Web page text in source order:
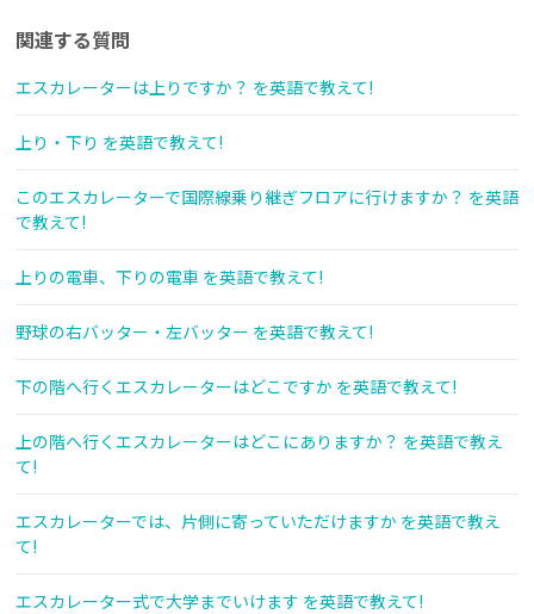
関連する質問
エスカレーターは上りですか？ を英語で教えて!
上り・下り を英語で教えて!
このエスカレーターで国際線乗り継ぎフロアに行けますか？ を英語
で教えて!
上りの電車、下りの電車 を英語で教えて!
野球の右バッター・左バッター を英語で教えて!
下の階へ行くエスカレーターはどこですか を英語で教えて!
上の階へ行くエスカレーターはどこにありますか？ を英語で教え
て!
エスカレーターでは、片側に寄っていただけますか を英語で教え
て!
エスカレーター式で大学までいけます を英語で教えて!